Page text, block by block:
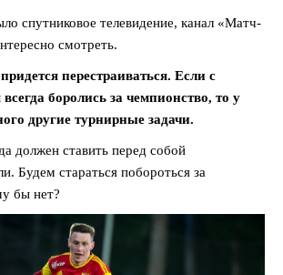
спутниковое телевидение, канал «Матч-
смотреть.
перестраиваться. Если с
боролись за чемпионство, то у
другие турнирные задачи.
должен ставить перед собой
Будем стараться побороться за
бы нет?